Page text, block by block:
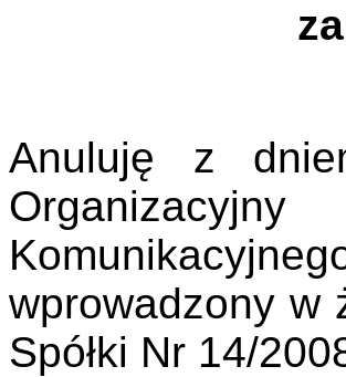
Anuluję z
wprowadzony w
Spółki Nr 14/